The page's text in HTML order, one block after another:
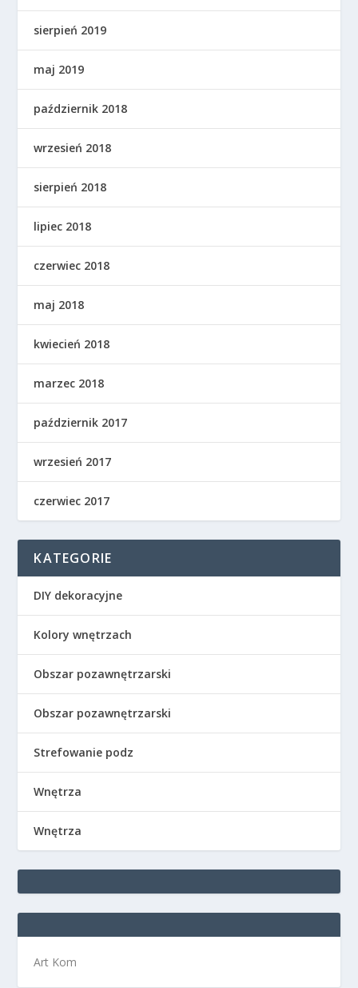
sierpień 2019
maj 2019
październik 2018
wrzesień 2018
sierpień 2018
lipiec 2018
czerwiec 2018
maj 2018
kwiecień 2018
marzec 2018
październik 2017
wrzesień 2017
czerwiec 2017
KATEGORIE
DIY dekoracyjne
Kolory wnętrzach
Obszar pozawnętrzarski
Obszar pozawnętrzarski
Strefowanie podz
Wnętrza
Wnętrza
Art Kom